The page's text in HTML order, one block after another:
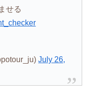
せる
July 26,